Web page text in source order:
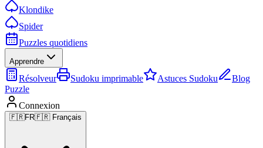
Klondike
Spider
Puzzles quotidiens
Apprendre
Résolveur Sudoku imprimable Astuces Sudoku
Blog
Puzzle
Connexion
🇫🇷FR🇫🇷 Français